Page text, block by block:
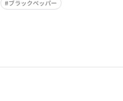
ブラックペッパー